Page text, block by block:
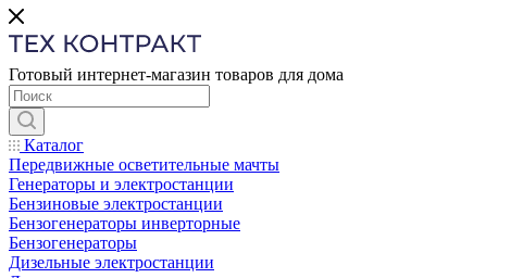
Готовый интернет-магазин товаров для дома
Каталог
Передвижные осветительные мачты
Генераторы и электростанции
Бензиновые электростанции
Бензогенераторы инверторные
Бензогенераторы
Дизельные электростанции